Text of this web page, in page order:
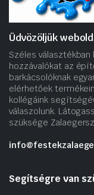
Üdvözöljük
Széles
hozzávalókat az
barkácsolóknak
elérhetőek
kollégáink
válaszolunk.
szüksége
Segítségre van